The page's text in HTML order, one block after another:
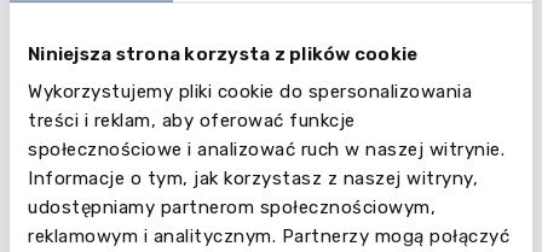
Niniejsza strona korzysta z plików cookie
Wykorzystujemy pliki cookie do spersonalizowania
treści i reklam, aby oferować funkcje
społecznościowe i analizować ruch w naszej witrynie.
Informacje o tym, jak korzystasz z naszej witryny,
udostępniamy partnerom społecznościowym,
reklamowym i analitycznym. Partnerzy mogą połączyć
info@balticcouncil.pl
48 22 379 26 22/24 lub
zapraszamy na umówienie się na bezpłatną
konsultację.
Więcej szczegółów o wyjazdach językowych
uzyskasz, klikając na banery informacyjne poniżej ↓